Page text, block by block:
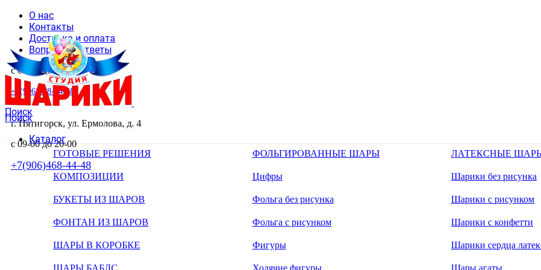
О нас
Контакты
Доставка и оплата
Вопросы и ответы
с 09-00 до 20-00
+7(906)468-44-48
Поиск
г. Пятигорск, ул. Ермолова, д. 4
с 09-00 до 20-00
+7(906)468-44-48
Поиск
Каталог
ГОТОВЫЕ РЕШЕНИЯ
КОМПОЗИЦИИ
БУКЕТЫ ИЗ ШАРОВ
ФОНТАН ИЗ ШАРОВ
ШАРЫ В КОРОБКЕ
ШАРЫ БАБЛС
ФОЛЬГИРОВАННЫЕ ШАРЫ
Цифры
Фольга без рисунка
Фольга с рисунком
Фигуры
Ходячие фигуры
ЛАТЕКСНЫЕ
Шарики без рисунка
Шарики с рисунком
Шарики с конфетти
Шарики сердца
Шары агаты